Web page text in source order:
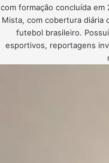
com formação concluída
Mista, com cobertura diária
futebol brasileiro.
esportivos, reportagens